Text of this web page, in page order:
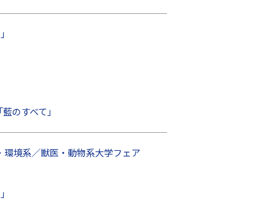
のすべて」
境系／獣医・動物系大学フェア